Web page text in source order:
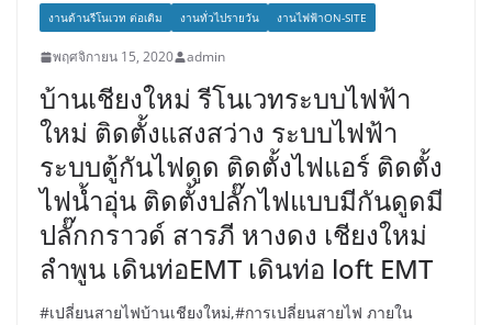
งานด้านรีโนเวท ต่อเติม งานทั่วไปรายวัน งานไฟฟ้าON-SITE
พฤศจิกายน 15, 2020 admin
บ้านเชียงใหม่ รีโนเวทระบบไฟฟ้า
ใหม่ ติดตั้งแสงสว่าง ระบบไฟฟ้า
ระบบตู้กันไฟดูด ติดตั้งไฟแอร์ ติดตั้ง
ไฟน้ำอุ่น ติดตั้งปลั๊กไฟแบบมีกันดูดมี
ปลั๊กกราวด์ สารภี หางดง เชียงใหม่
ลำพูน เดินท่อEMT เดินท่อ loft EMT
#เปลี่ยนสายไฟบ้านเชียงใหม่,#การเปลี่ยนสายไฟ ภายใน